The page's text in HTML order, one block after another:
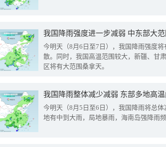
今明天（8月6日至7日），我国降雨强度
散。同时，我国高温范围较大，新疆、甘
区将有大范围桑拿天。
我国降雨整体减少减弱 东部多地高
今明天（8月5日至6日），我国降雨将总
地有中到大雨，局地暴雨，海南岛强降雨